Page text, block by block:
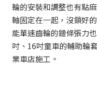
輪的安裝和調整也有點
軸固定在一起，沒鎖好
能單速齒輪的鏈條張力
吋、16吋童車的輔助輪
業車店施工。